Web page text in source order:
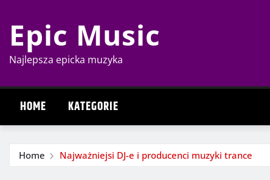
content
Epic Music
Najlepsza epicka muzyka
HOME KATEGORIE
Home Najważniejsi DJ-e i producenci muzyki trance